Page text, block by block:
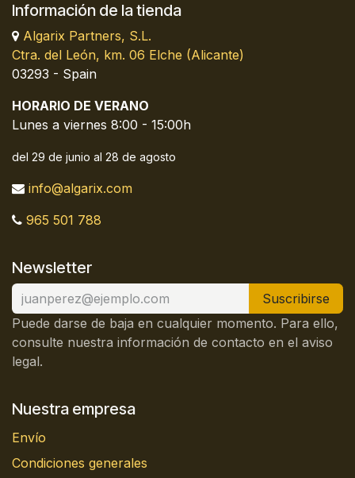
Información de la tienda
Algarix Partners, S.L.
Ctra. del León, km. 06 Elche (Alicante)
03293 - Spain
HORARIO DE VERANO
Lunes a viernes 8:00 - 15:00h
del 29 de junio al 28 de agosto
info@algarix.com
965 501 788
Newsletter
Suscribirse
Puede darse de baja en cualquier momento. Para ello,
consulte nuestra información de contacto en el aviso
legal.
Nuestra empresa
Envío
Condiciones generales